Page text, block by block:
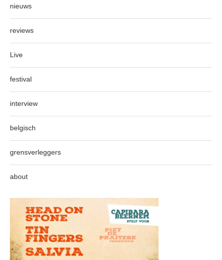
nieuws
reviews
Live
festival
interview
belgisch
grensverleggers
about